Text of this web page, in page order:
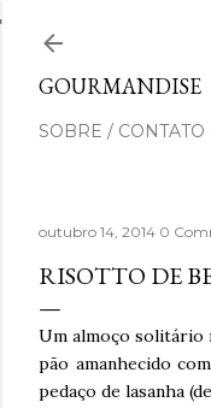
GOURMANDISE
SOBRE / CONTATO
outubro 14, 2014 0
RISOTTO DE
Um almoço solitário
pão amanhecido
pedaço de lasanha